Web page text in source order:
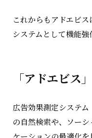
これからもアドエビ
システムとして機能強
「アドエビス
広告効果測定システ
の自然検索や、ソー